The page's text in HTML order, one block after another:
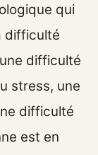
qui
difficulté
difficulté
stress, une
difficulté
est en